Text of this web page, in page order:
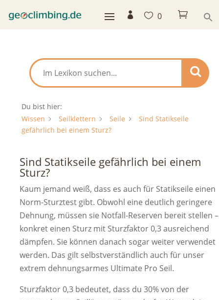
  0 
Du bist hier:
Wissen
Seilklettern Seile
Sind Statikseile
gefährlich bei einem Sturz?
Sind Statikseile gefährlich bei einem
Sturz?
Kaum jemand weiß, dass es auch für Statikseile einen
Norm-Sturztest gibt. Obwohl eine deutlich geringere
Dehnung, müssen sie Notfall-Reserven bereit stellen –
konkret einen Sturz mit Sturzfaktor 0,3 ausreichend
dämpfen. Sie können danach sogar weiter verwendet
werden. Das gilt selbstverständlich auch für unser
extrem dehnungsarmes Ultimate Pro Seil.
Sturzfaktor 0,3 bedeutet, dass du 30% von der